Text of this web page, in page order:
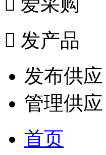
 发产品
发布供应
管理供应
首页